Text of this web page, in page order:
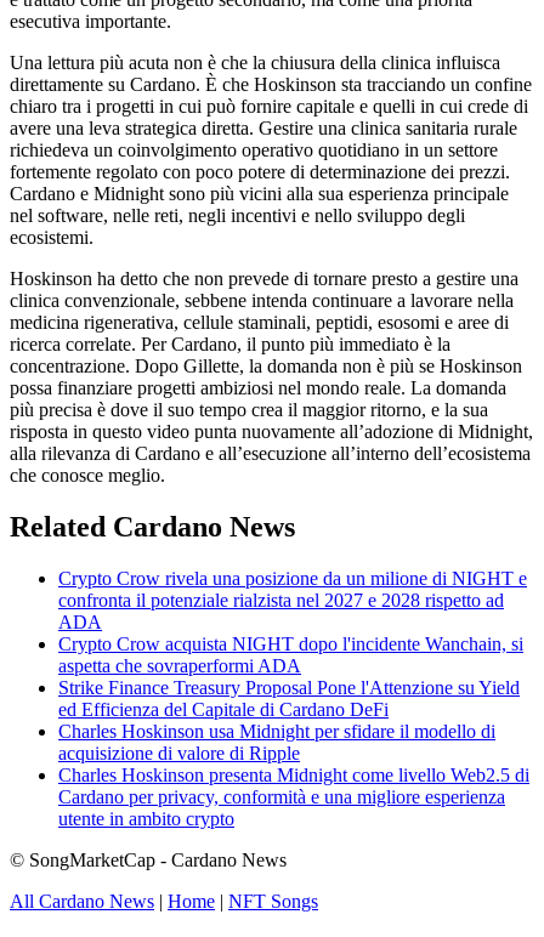
esecutiva importante.
Una lettura più acuta non è che la chiusura della clinica influisca
direttamente su Cardano. È che Hoskinson sta tracciando un confine
chiaro tra i progetti in cui può fornire capitale e quelli in cui crede di
avere una leva strategica diretta. Gestire una clinica sanitaria rurale
richiedeva un coinvolgimento operativo quotidiano in un settore
fortemente regolato con poco potere di determinazione dei prezzi.
Cardano e Midnight sono più vicini alla sua esperienza principale
nel software, nelle reti, negli incentivi e nello sviluppo degli
ecosistemi.
Hoskinson ha detto che non prevede di tornare presto a gestire una
clinica convenzionale, sebbene intenda continuare a lavorare nella
medicina rigenerativa, cellule staminali, peptidi, esosomi e aree di
ricerca correlate. Per Cardano, il punto più immediato è la
concentrazione. Dopo Gillette, la domanda non è più se Hoskinson
possa finanziare progetti ambiziosi nel mondo reale. La domanda
più precisa è dove il suo tempo crea il maggior ritorno, e la sua
risposta in questo video punta nuovamente all’adozione di Midnight,
alla rilevanza di Cardano e all’esecuzione all’interno dell’ecosistema
che conosce meglio.
Related Cardano News
Crypto Crow rivela una posizione da un milione di NIGHT e
confronta il potenziale rialzista nel 2027 e 2028 rispetto ad
ADA
Crypto Crow acquista NIGHT dopo l'incidente Wanchain, si
aspetta che sovraperformi ADA
Strike Finance Treasury Proposal Pone l'Attenzione su Yield
ed Efficienza del Capitale di Cardano DeFi
Charles Hoskinson usa Midnight per sfidare il modello di
acquisizione di valore di Ripple
Charles Hoskinson presenta Midnight come livello Web2.5 di
Cardano per privacy, conformità e una migliore esperienza
utente in ambito crypto
© SongMarketCap - Cardano News
All Cardano News | Home | NFT Songs